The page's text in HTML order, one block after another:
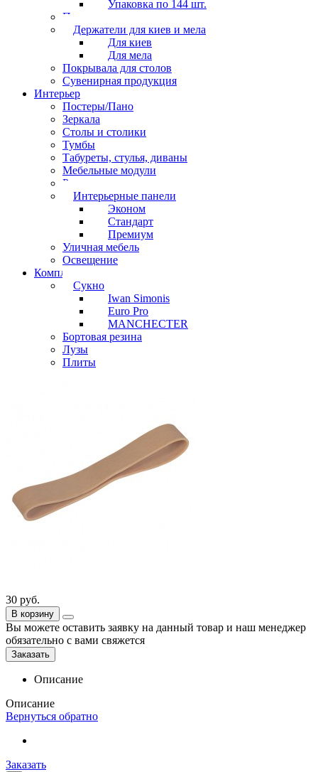
Упаковка по 144 шт.
Перчатки
Держатели для киев и мела
Для киев
Для мела
Покрывала для столов
Сувенирная продукция
Интерьер
Постеры/Пано
Зеркала
Столы и столики
Тумбы
Табуреты, стулья, диваны
Мебельные модули
Рамы под картины
Интерьерные панели
Эконом
Стандарт
Премиум
Уличная мебель
Освещение
Комплектующие
Сукно
Iwan Simonis
Euro Pro
MANCHECTER
Бортовая резина
Лузы
Плиты
30 руб.
В корзину
Вы можете оставить заявку на данный товар и наш менеджер
обязательно с вами свяжется
Заказать
Описание
Описание
Вернуться обратно
Заказать